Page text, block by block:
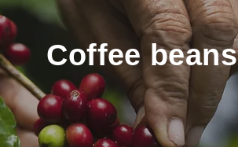
Coffee beans